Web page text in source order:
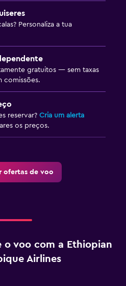
Personaliza a tua
gratuitos — sem taxas
comissões.
reservar? Cria um alerta
os preços.
ofertas de voo
o voo com a Ethiopian
Airlines